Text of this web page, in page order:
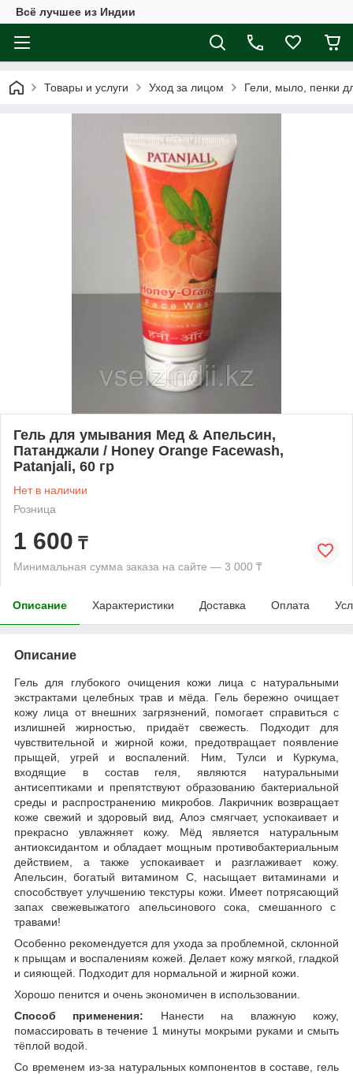
Всё лучшее из Индии
Товары и услуги Уход за лицом Гели, мыло, пенки
Гель для умывания Мед & Апельсин,
Патанджали / Honey Orange Facewash,
Patanjali, 60 гр
Нет в наличии
Розница
1 600 ₸
Минимальная сумма заказа на сайте — 3 000 ₸
Описание Характеристики Доставка Оплата
Описание
Гель для глубокого очищения кожи лица с натуральными
экстрактами целебных трав и мёда. Гель бережно очищает
кожу лица от внешних загрязнений, помогает справиться с
излишней жирностью, придаёт свежесть. Подходит для
чувствительной и жирной кожи, предотвращает появление
прыщей, угрей и воспалений. Ним, Тулси и Куркума,
входящие в состав геля, являются натуральными
антисептиками и препятствуют образованию бактериальной
среды и распространению микробов. Лакричник возвращает
коже свежий и здоровый вид, Алоэ смягчает, успокаивает и
прекрасно увлажняет кожу. Мёд является натуральным
антиоксидантом и обладает мощным противобактериальным
действием, а также успокаивает и разглаживает кожу.
Апельсин, богатый витамином С, насыщает витаминами и
способствует улучшению текстуры кожи. Имеет потрясающий
запах свежевыжатого апельсинового сока, смешанного с
травами!
Особенно рекомендуется для ухода за проблемной, склонной
к прыщам и воспалениям кожей. Делает кожу мягкой, гладкой
и сияющей. Подходит для нормальной и жирной кожи.
Хорошо пенится и очень экономичен в использовании.
Способ применения: Нанести на влажную кожу,
помассировать в течение 1 минуты мокрыми руками и смыть
тёплой водой.
Со временем из-за натуральных компонентов в составе, гель